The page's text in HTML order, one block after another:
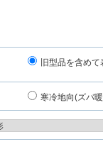
旧型品を含めて
寒冷地向(ズバ